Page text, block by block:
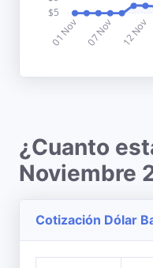
¿Cuanto
Noviembre
Cotización Dólar